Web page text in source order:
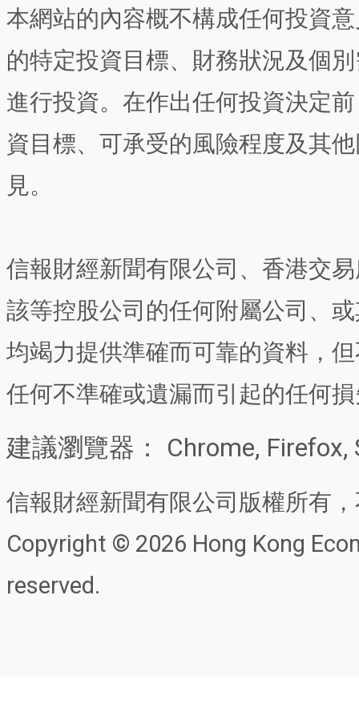
本網站的內容概不構成任何投資
的特定投資目標、財務狀況及個
進行投資。在作出任何投資決定
資目標、可承受的風險程度及其
見。
信報財經新聞有限公司、香港交
該等控股公司的任何附屬公司、
均竭力提供準確而可靠的資料，
任何不準確或遺漏而引起的任何
建議瀏覽器： Chrome, Firefox,
信報財經新聞有限公司版權所有
Copyright © 2026 Hong Kong
reserved.